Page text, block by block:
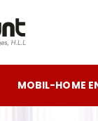
MOBIL-HOME